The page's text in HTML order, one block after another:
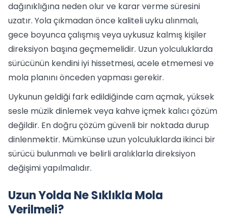
dağınıklığına neden olur ve karar verme süresini
uzatır. Yola çıkmadan önce kaliteli uyku alınmalı,
gece boyunca çalışmış veya uykusuz kalmış kişiler
direksiyon başına geçmemelidir. Uzun yolculuklarda
sürücünün kendini iyi hissetmesi, acele etmemesi ve
mola planını önceden yapması gerekir.
Uykunun geldiği fark edildiğinde cam açmak, yüksek
sesle müzik dinlemek veya kahve içmek kalıcı çözüm
değildir. En doğru çözüm güvenli bir noktada durup
dinlenmektir. Mümkünse uzun yolculuklarda ikinci bir
sürücü bulunmalı ve belirli aralıklarla direksiyon
değişimi yapılmalıdır.
Uzun Yolda Ne Sıklıkla Mola
Verilmeli?